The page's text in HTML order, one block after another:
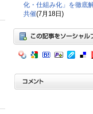
化・仕組み化」を徹底
共催(7月18日)